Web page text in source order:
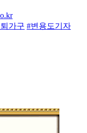
가구 #변용도기자